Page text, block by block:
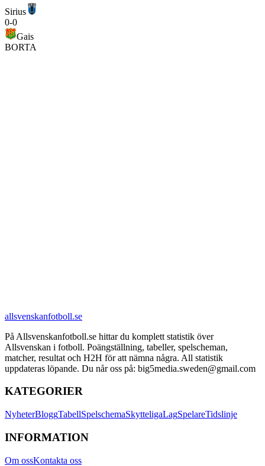
Sirius
0-0
Gais
BORTA
allsvenskanfotboll.se
På Allsvenskanfotboll.se hittar du komplett statistik över
Allsvenskan i fotboll. Poängställning, tabeller, spelscheman,
matcher, resultat och H2H för att nämna några. All statistik
uppdateras löpande. Du når oss på: big5media.sweden@gmail.com
KATEGORIER
NyheterBloggTabellSpelschemaSkytteligaLagSpelareTidslinje
INFORMATION
Om ossKontakta oss